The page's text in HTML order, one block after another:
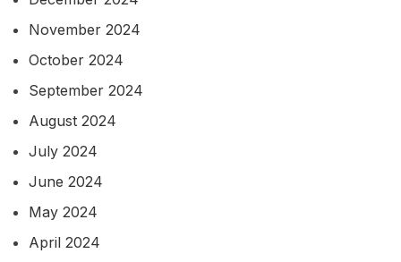
November 2024
October 2024
September 2024
August 2024
July 2024
June 2024
May 2024
April 2024